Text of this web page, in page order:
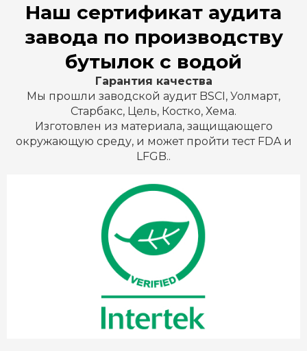
Наш сертификат аудита
завода по производству
бутылок с водой
Гарантия качества
Мы прошли заводской аудит BSCI, Уолмарт,
Старбакс, Цель, Костко, Хема.
Изготовлен из материала, защищающего
окружающую среду, и может пройти тест FDA и
LFGB..